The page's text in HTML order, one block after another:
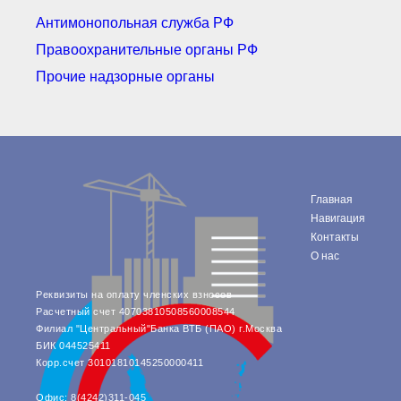
● Организационные
документы
● Действующие документы
осуществляющих
строительный контроль
● Реестр членов
объединения
работодателей
● Реестр членов
Ассоциации —
Застройщиков
● Реестр членов
Ассоциации — технических
заказчиков
Антимонопольная служба РФ
Правоохранительные органы РФ
Прочие надзорные органы
Реквизиты на оплату членских взносов
Расчетный счет 40703810508560008544
Филиал "Центральный"Банка ВТБ (ПАО) г.Москва
БИК 044525411
Корр.счет 30101810145250000411
Офис: 8(4242)311-045
Главная
Навигация
Контакты
О нас